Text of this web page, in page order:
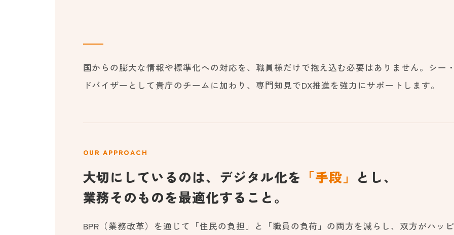
国からの膨大な情報や標準化への対応を、職員様だけで抱え込む必要はありません。シー
ドバイザーとして貴庁のチームに加わり、専門知見でDX推進を強力にサポートします。
OUR APPROACH
大切にしているのは、 デジタル化を 「手段」 とし、
業務そのものを最適化すること。
BPR（業務改革）を通じて「住民の負担」と「職員の負荷」の両方を減らし、双方がハッ